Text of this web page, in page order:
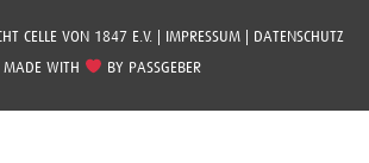
CELLE VON 1847 E.V. | IMPRESSUM| DATENSCHUTZ
MADE WITH
BY PASSGEBER